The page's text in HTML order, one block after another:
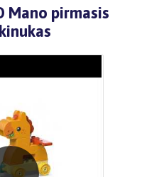
Mano pirmasis